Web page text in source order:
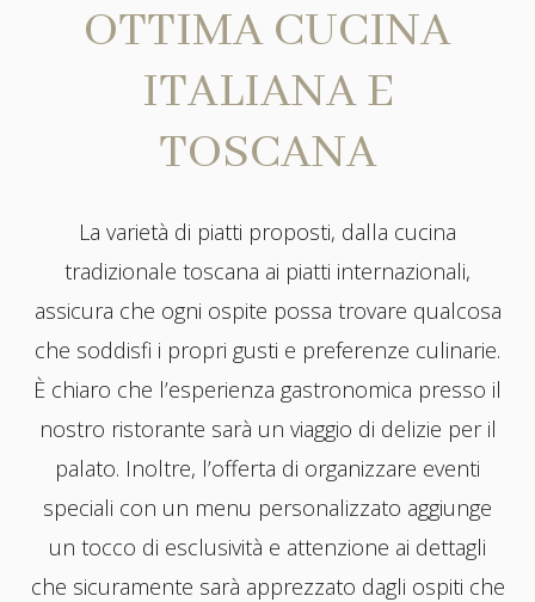
OTTIMA CUCINA
ITALIANA E
TOSCANA
La varietà di piatti proposti, dalla cucina
tradizionale toscana ai piatti internazionali,
assicura che ogni ospite possa trovare qualcosa
che soddisfi i propri gusti e preferenze culinarie.
È chiaro che l’esperienza gastronomica presso il
nostro ristorante sarà un viaggio di delizie per il
palato. Inoltre, l’offerta di organizzare eventi
speciali con un menu personalizzato aggiunge
un tocco di esclusività e attenzione ai dettagli
che sicuramente sarà apprezzato dagli ospiti che